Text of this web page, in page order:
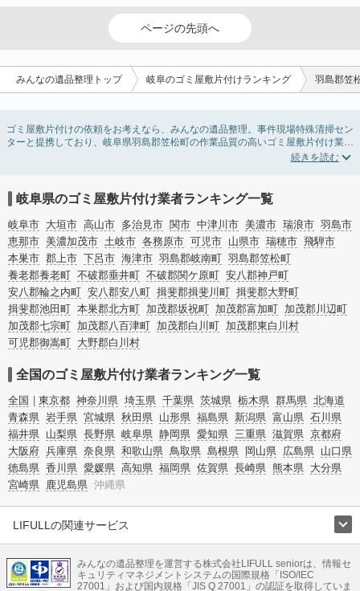
ページの先頭へ
みんなの遺品整理トップ 岐阜のゴミ屋敷片付けランキング 羽島郡笠
ゴミ屋敷片付けの依頼をお考えなら、みんなの遺品整理。事件現場特殊清掃セン
ターと提携しており、岐阜県羽島郡笠松町の作業品質の高いゴミ屋敷片付け業者
を掲載しています。汚部屋の片付けに伴う不用品の処分・回収・引き取りから、
など絞り込み条件を利用し検索してみましょう。ゴミ屋敷になってしまう方は高
齢で体力的に掃除するのが難しい、認知症やセルフネグレクトになってしまう、
精神的なストレスなど様々な原因があります。
またお役立ち情報も豊富なので、部屋を埋めつくす大量のゴミを自力で片付ける
方法についてもチェックしてみてください。
岐阜県のゴミ屋敷片付け業者ランキング一覧
岐阜市 大垣市 高山市 多治見市 関市 中津川市 美濃市 瑞浪市 羽島市
恵那市 美濃加茂市 土岐市 各務原市 可児市 山県市 瑞穂市 飛騨市
本巣市 郡上市 下呂市 海津市 羽島郡岐南町 羽島郡笠松町
養老郡養老町 不破郡垂井町 不破郡関ケ原町 安八郡神戸町
安八郡輪之内町 安八郡安八町 揖斐郡揖斐川町 揖斐郡大野町
揖斐郡池田町 本巣郡北方町 加茂郡坂祝町 加茂郡富加町 加茂郡川辺町
加茂郡七宗町 加茂郡八百津町 加茂郡白川町 加茂郡東白川村
可児郡御嵩町 大野郡白川村
全国のゴミ屋敷片付け業者ランキング一覧
全国 東京都 神奈川県 埼玉県 千葉県 茨城県 栃木県 群馬県 北海道
青森県 岩手県 宮城県 秋田県 山形県 福島県 新潟県 富山県 石川県
福井県 山梨県 長野県 岐阜県 静岡県 愛知県 三重県 滋賀県 京都府
大阪府 兵庫県 奈良県 和歌山県 鳥取県 島根県 岡山県 広島県 山口県
徳島県 香川県 愛媛県 高知県 福岡県 佐賀県 長崎県 熊本県 大分県
宮崎県 鹿児島県 沖縄県
LIFULLの関連サービス
不動産・住宅
引越し 老人ホーム 地方創生 ママの就労支援
不動産クラウドファンディング 遺品整理 老後の暮らし情報
みんなの遺品整理を運営する株式会社LIFULL seniorは、情報セ
キュリティマネジメントシステムの国際規格「ISO/IEC
27001」および国内規格「JIS Q 27001」の認証を取得していま